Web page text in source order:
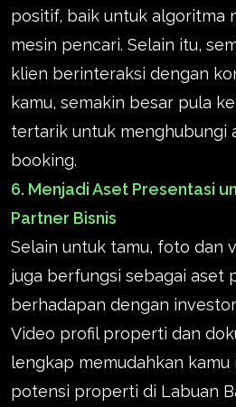
positif, baik untuk algoritma
mesin pencari. Selain itu,
klien berinteraksi dengan
kamu, semakin besar pula
tertarik untuk menghubungi
booking.
6. Menjadi Aset Presentasi
Partner Bisnis
Selain untuk tamu, foto dan
juga berfungsi sebagai aset
berhadapan dengan
Video profil properti dan
lengkap memudahkan kamu
potensi properti di Labuan